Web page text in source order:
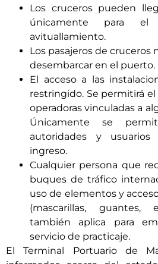
Los cruceros pueden
únicamente para el
avituallamiento.
Los pasajeros de cruceros
desembarcar en el puerto.
El acceso a las
restringido. Se permitirá
operadoras vinculadas a
Únicamente se
autoridades y
ingreso.
Cualquier persona que
buques de tráfico
uso de elementos y
(mascarillas, guantes,
también aplica para
servicio de practicaje.
El Terminal Portuario de